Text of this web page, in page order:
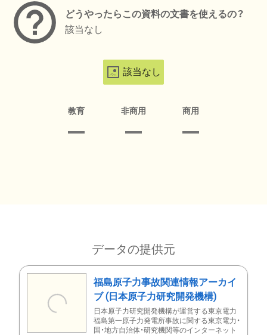
どうやったらこの資料の文書を使えるの？
該当なし
該当なし
教育 非商用 商用
データの提供元
福島原子力事故関連情報アーカイ
ブ (日本原子力研究開発機構)
日本原子力研究開発機構が運営する東京電力
福島第一原子力発電所事故に関する東京電力・
国・地方自治体・研究機関等のインターネット